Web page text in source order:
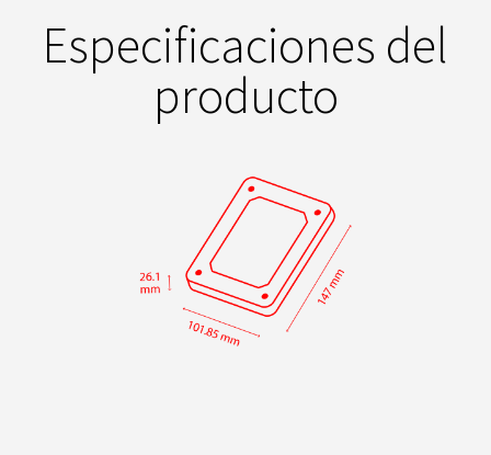
Especificaciones del
producto